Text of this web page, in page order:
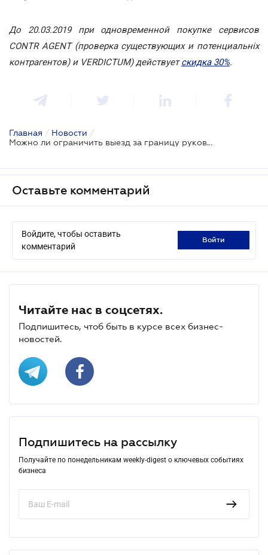
До 20.03.2019 при одновременной покупке сервисов
CONTR AGENT (проверка существующих и потенциальніх
контрагентов) и VERDICTUM) действуетскидка 30%.
Главная / Новости /
Можно ли ограничить выезд за границу руководителя юрлица-должника?
Оставьте комментарий
Войдите, чтобы оставить
комментарий
войти
Читайте нас в соцсетях.
Подпишитесь, чтоб быть в курсе всех бизнес-
новостей.
Подпишитесь на рассылку
Получайте по понедельникам weekly-digest о ключевых событиях
бизнеса